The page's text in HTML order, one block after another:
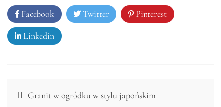
Facebook Twitter Pinterest
Linkedin
Nawigacja
Granit w ogródku w stylu japońskim